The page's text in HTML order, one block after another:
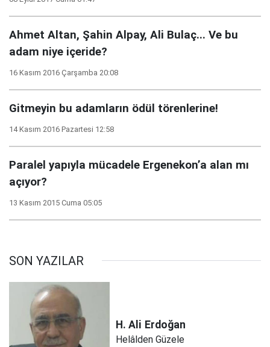
Ahmet Altan, Şahin Alpay, Ali Bulaç... Ve bu
adam niye içeride?
16 Kasım 2016 Çarşamba 20:08
Gitmeyin bu adamların ödül törenlerine!
14 Kasım 2016 Pazartesi 12:58
Paralel yapıyla mücadele Ergenekon’a alan mı
açıyor?
13 Kasım 2015 Cuma 05:05
SON YAZILAR
H. Ali Erdoğan
Helâlden Güzele